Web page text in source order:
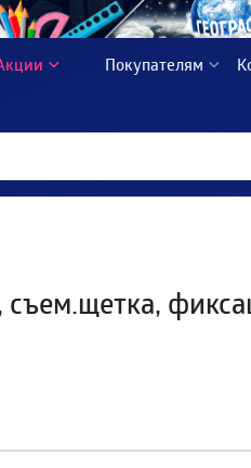
Покупателям
съем.щетка,